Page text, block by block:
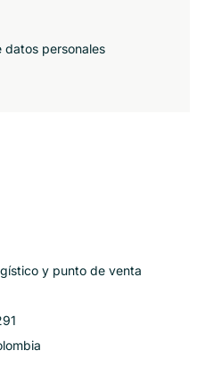
datos personales
y punto de venta